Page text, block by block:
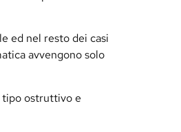
ed nel resto dei casi
avvengono solo
tipo ostruttivo e